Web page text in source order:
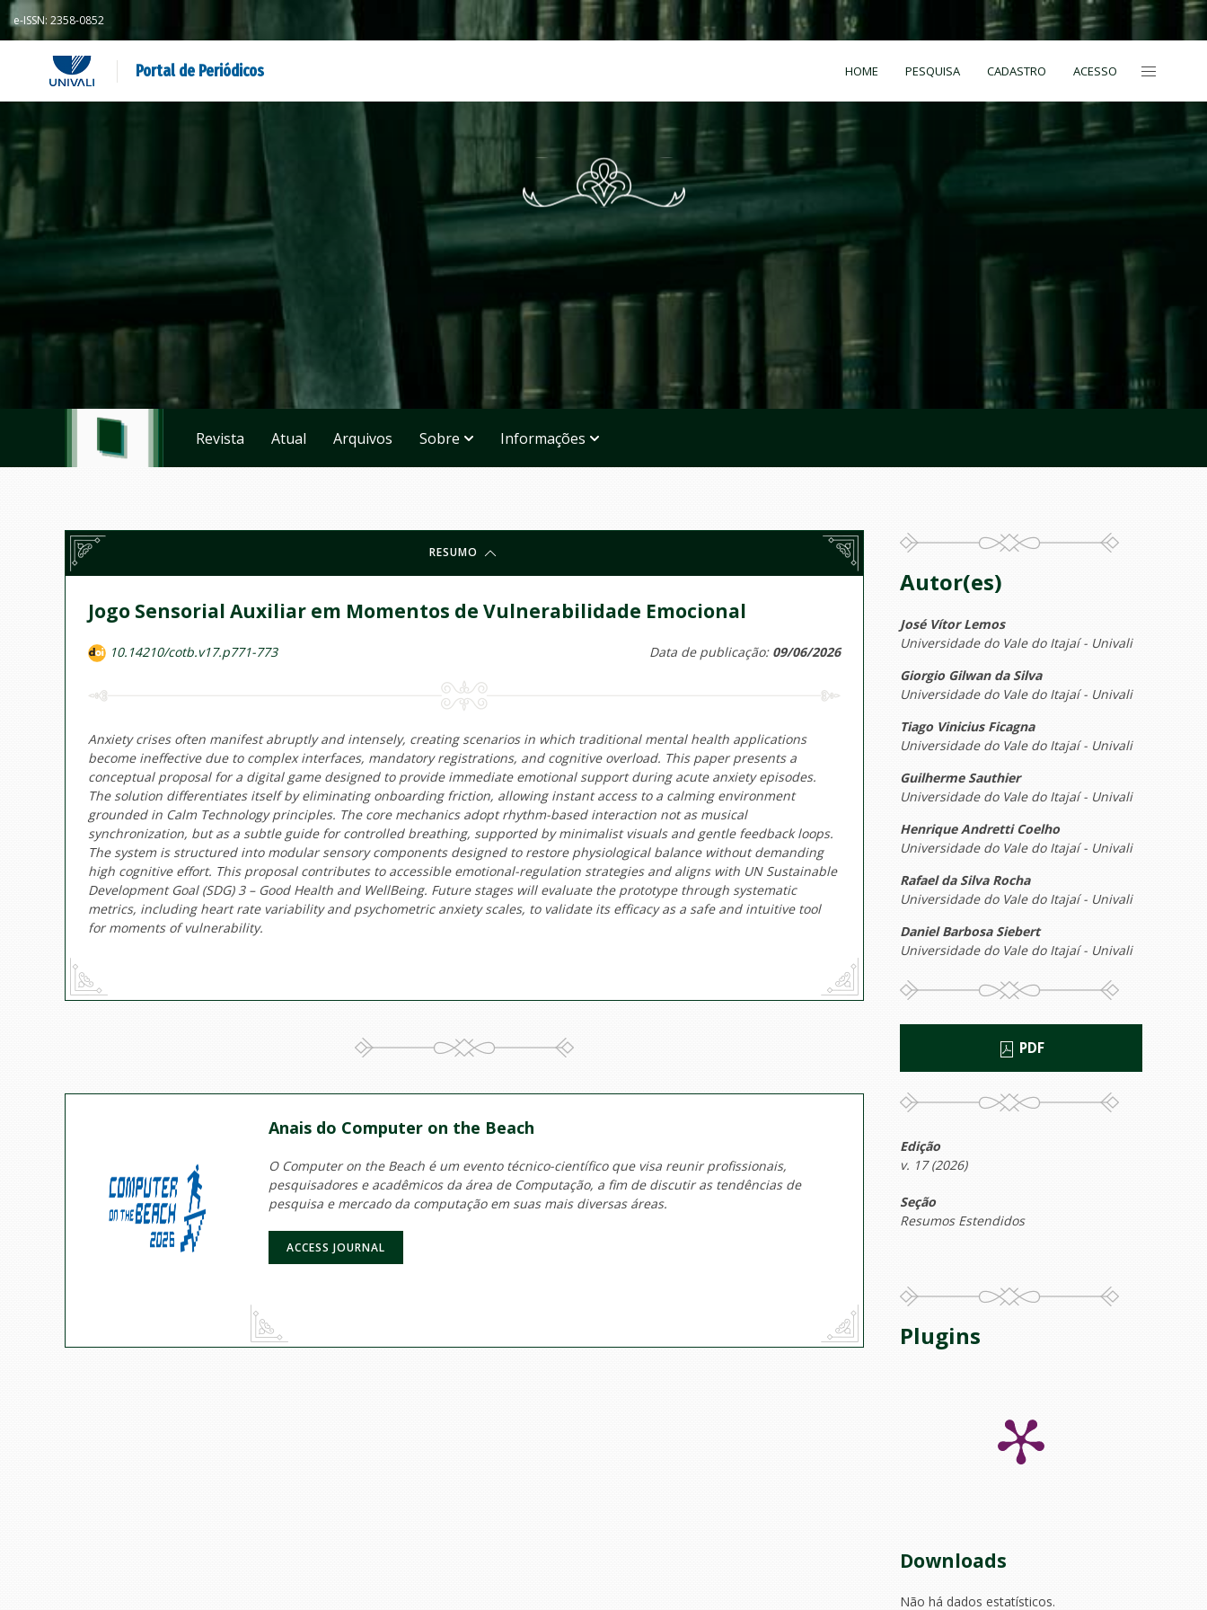
e-ISSN: 2358-0852
Portal de Periódicos HOME PESQUISA CADASTRO ACESSO
Revista Atual Arquivos Sobre Informações
RESUMO
Jogo Sensorial Auxiliar em Momentos de Vulnerabilidade Emocional
10.14210/cotb.v17.p771-773 Data de publicação: 09/06/2026
Anxiety crises often manifest abruptly and intensely, creating scenarios in which traditional mental health applications
become ineffective due to complex interfaces, mandatory registrations, and cognitive overload. This paper presents a
conceptual proposal for a digital game designed to provide immediate emotional support during acute anxiety episodes.
The solution differentiates itself by eliminating onboarding friction, allowing instant access to a calming environment
grounded in Calm Technology principles. The core mechanics adopt rhythm-based interaction not as musical
synchronization, but as a subtle guide for controlled breathing, supported by minimalist visuals and gentle feedback loops.
The system is structured into modular sensory components designed to restore physiological balance without demanding
high cognitive effort. This proposal contributes to accessible emotional-regulation strategies and aligns with UN Sustainable
Development Goal (SDG) 3 – Good Health and WellBeing. Future stages will evaluate the prototype through systematic
metrics, including heart rate variability and psychometric anxiety scales, to validate its efficacy as a safe and intuitive tool
for moments of vulnerability.
Anais do Computer on the Beach
O Computer on the Beach é um evento técnico-científico que visa reunir profissionais,
pesquisadores e acadêmicos da área de Computação, a fim de discutir as tendências de
pesquisa e mercado da computação em suas mais diversas áreas.
ACCESS JOURNAL
Autor(es)
José Vítor Lemos
Universidade do Vale do Itajaí - Univali
Giorgio Gilwan da Silva
Universidade do Vale do Itajaí - Univali
Tiago Vinicius Ficagna
Universidade do Vale do Itajaí - Univali
Guilherme Sauthier
Universidade do Vale do Itajaí - Univali
Henrique Andretti Coelho
Universidade do Vale do Itajaí - Univali
Rafael da Silva Rocha
Universidade do Vale do Itajaí - Univali
Daniel Barbosa Siebert
Universidade do Vale do Itajaí - Univali
PDF
Edição
v. 17 (2026)
Seção
Resumos Estendidos
Plugins
Downloads
Não há dados estatísticos.